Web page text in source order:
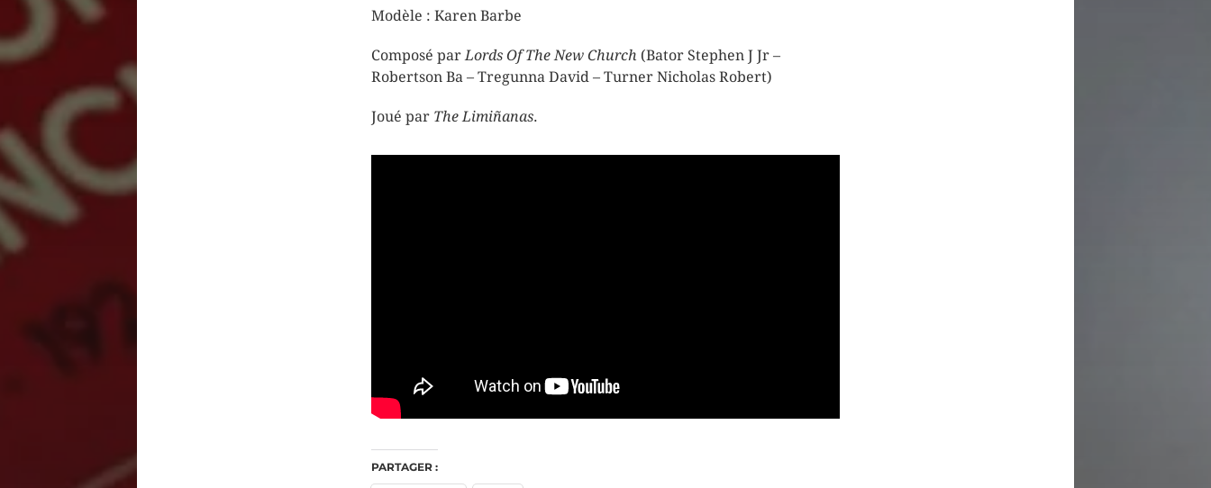
Modèle : Karen Barbe
Composé parLords Of The New Church (Bator Stephen J Jr –
Robertson Ba – Tregunna David – Turner Nicholas Robert)
Joué par The Limiñanas.
PARTAGER :